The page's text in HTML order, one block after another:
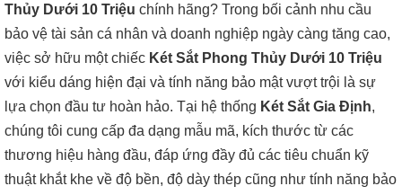
Thủy Dưới 10 Triệu chính hãng? Trong bối cảnh nhu cầu
bảo vệ tài sản cá nhân và doanh nghiệp ngày càng tăng cao,
việc sở hữu một chiếc Két Sắt Phong Thủy Dưới 10 Triệu
với kiểu dáng hiện đại và tính năng bảo mật vượt trội là sự
lựa chọn đầu tư hoàn hảo. Tại hệ thống Két Sắt Gia Định,
chúng tôi cung cấp đa dạng mẫu mã, kích thước từ các
thương hiệu hàng đầu, đáp ứng đầy đủ các tiêu chuẩn kỹ
thuật khắt khe về độ bền, độ dày thép cũng như tính năng bảo